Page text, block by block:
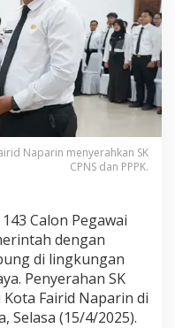
Naparin menyerahkan SK
CPNS dan PPPK.
Calon Pegawai
dengan
di lingkungan
Penyerahan SK
Fairid Naparin di
Selasa (15/4/2025).